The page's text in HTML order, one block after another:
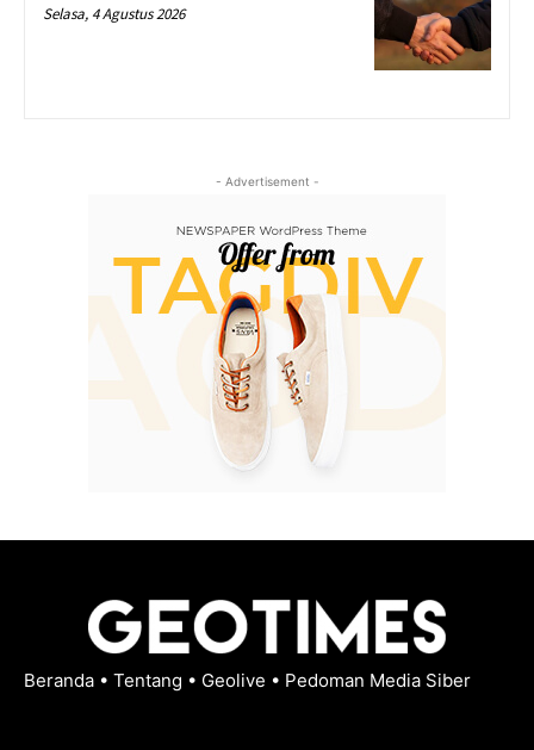
Selasa, 4 Agustus 2026
- Advertisement -
Beranda • Tentang • Geolive • Pedoman Media Siber